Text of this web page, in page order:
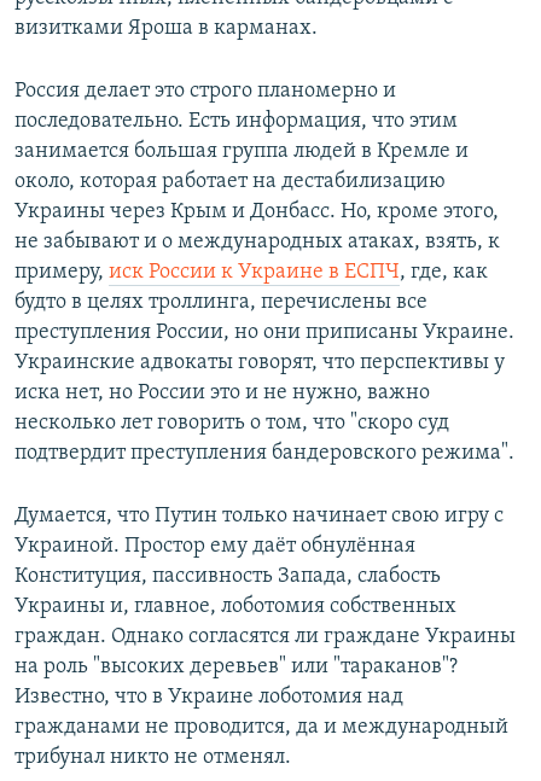
визитками Яроша в карманах.
Россия делает это строго планомерно и
последовательно. Есть информация, что этим
занимается большая группа людей в Кремле и
около, которая работает на дестабилизацию
Украины через Крым и Донбасс. Но, кроме этого,
не забывают и о международных атаках, взять, к
примеру, иск России к Украине в ЕСПЧ, где, как
будто в целях троллинга, перечислены все
преступления России, но они приписаны Украине.
Украинские адвокаты говорят, что перспективы у
иска нет, но России это и не нужно, важно
несколько лет говорить о том, что "скоро суд
подтвердит преступления бандеровского режима".
Думается, что Путин только начинает свою игру с
Украиной. Простор ему даёт обнулённая
Конституция, пассивность Запада, слабость
Украины и, главное, лоботомия собственных
граждан. Однако согласятся ли граждане Украины
на роль "высоких деревьев" или "тараканов"?
Известно, что в Украине лоботомия над
гражданами не проводится, да и международный
трибунал никто не отменял.